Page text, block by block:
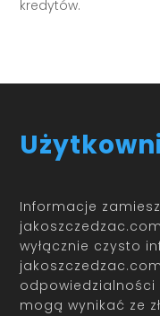
kredytów.
Informacje
wyłącznie czysto
odpowiedzialności
mogą wynikać ze